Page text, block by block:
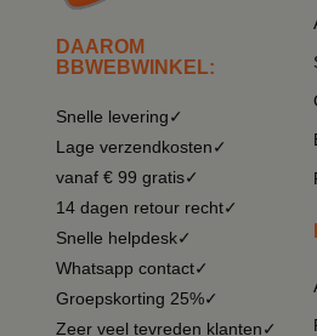
DAAROM
BBWEBWINKEL:
Snelle levering✓
Lage verzendkosten✓
vanaf € 99 gratis✓
14 dagen retour recht✓
Snelle helpdesk✓
Whatsapp contact✓
Groepskorting 25%✓
Zeer veel tevreden klanten✓